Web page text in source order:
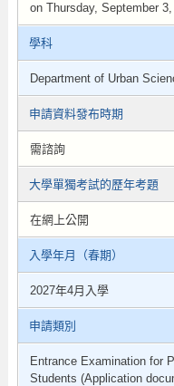
on Thursday, September
學科
Department of Urban
申請資料發布時期
需諮詢
大學單獨考試的歷年考題
在網上公開
入學年月（春期）
2027年4月入學
申請類別
Entrance Examination for
Students (Application